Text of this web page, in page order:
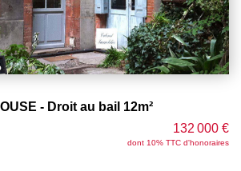
- Droit au bail 12m²
132 000 €
dont 10% TTC d'honoraires